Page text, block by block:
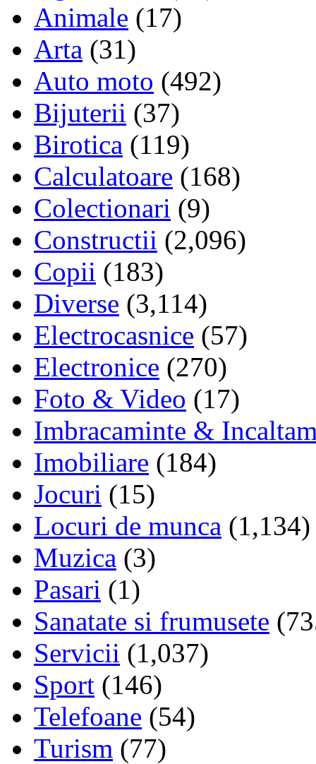
Animale (17)
Arta (31)
Auto moto (492)
Bijuterii (37)
Birotica (119)
Calculatoare (168)
Colectionari (9)
Constructii (2,096)
Copii (183)
Diverse (3,114)
Electrocasnice (57)
Electronice (270)
Foto & Video (17)
Imbracaminte &
Imobiliare (184)
Jocuri (15)
Locuri de munca (1,134)
Muzica (3)
Pasari (1)
Sanatate si frumusete
Servicii (1,037)
Sport (146)
Telefoane (54)
Turism (77)